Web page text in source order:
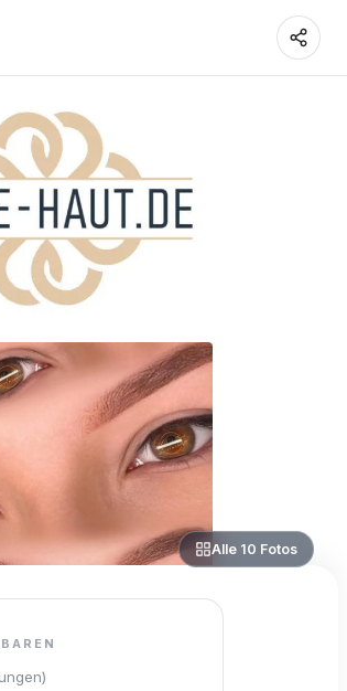
Alle 10 Fotos
)